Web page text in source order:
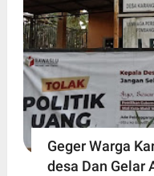
Geger Warga
desa Dan Gelar